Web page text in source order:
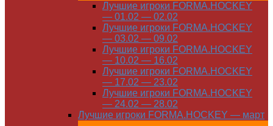
Лучшие игроки FORMA.HOCKEY
— 01.02 — 02.02
Лучшие игроки FORMA.HOCKEY
— 03.02 — 09.02
Лучшие игроки FORMA.HOCKEY
— 10.02 — 16.02
Лучшие игроки FORMA.HOCKEY
— 17.02 — 23.02
Лучшие игроки FORMA.HOCKEY
— 24.02 — 28.02
Лучшие игроки FORMA.HOCKEY — март